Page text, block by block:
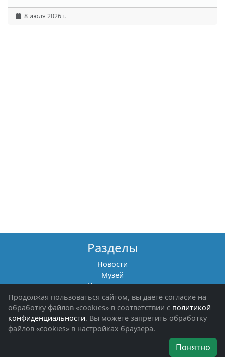
8 июля 2026 г.
Разделы
Новости
Музей
Книги памяти
Фотоальбомы
Обращения граждан
Помощь участникам СВО и их семьям
Об организации
Продолжая пользоваться сайтом, вы даете согласие на
обработку файлов «cookies» в соответствии с политикой
конфиденциальности. Вы можете запретить обработку
файлов «cookies» в настройках браузера.
Понятно